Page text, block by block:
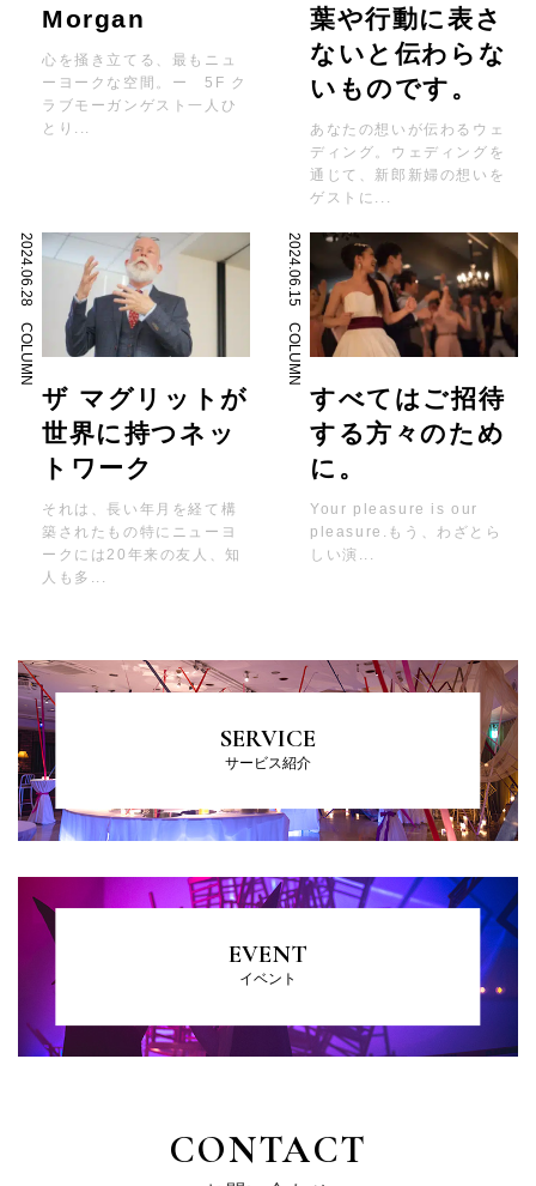
Morgan
心を掻き立てる、最もニュ
ーヨークな空間。ー 5F ク
ラブモーガンゲスト一人ひ
とり...
葉や行動に表さ
ないと伝わらな
いものです。
あなたの想いが伝わるウェ
ディング。ウェディングを
通じて、新郎新婦の想いを
ゲストに...
2024.06.28
COLUMN
ザ マグリットが
世界に持つネッ
トワーク
それは、長い年月を経て構
築されたもの特にニューヨ
ークには20年来の友人、知
人も多...
2024.06.15
COLUMN
すべてはご招待
する方々のため
に。
Your pleasure is our
pleasure.もう、わざとら
しい演...
SERVICE
サービス紹介
EVENT
イベント
CONTACT